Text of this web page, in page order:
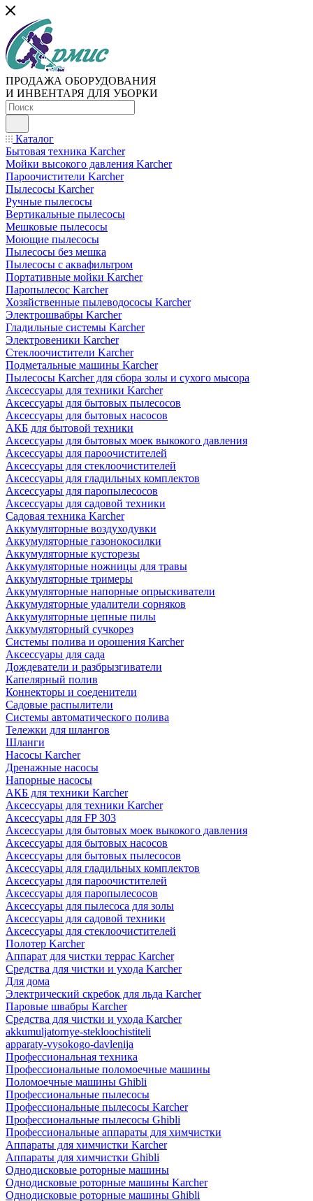
ПРОДАЖА ОБОРУДОВАНИЯ
И ИНВЕНТАРЯ ДЛЯ УБОРКИ
Каталог
Бытовая техника Karcher
Мойки высокого давления Karcher
Пароочистители Karcher
Пылесосы Karcher
Ручные пылесосы
Вертикальные пылесосы
Мешковые пылесосы
Моющие пылесосы
Пылесосы без мешка
Пылесосы с аквафильтром
Портативные мойки Karcher
Паропылесос Karcher
Хозяйственные пылеводососы Karcher
Электрошвабры Karcher
Гладильные системы Karcher
Электровеники Karcher
Стеклоочистители Karcher
Подметальные машины Karcher
Пылесосы Karcher для сбора золы и сухого мысора
Аксессуары для техники Karcher
Аксессуары для бытовых пылесосов
Аксессуары для бытовых насосов
АКБ для бытовой техники
Аксессуары для бытовых моек выкокого давления
Аксессуары для пароочистителей
Аксессуары для стеклоочистителей
Аксессуары для гладильных комплектов
Аксессуары для паропылесосов
Аксессуары для садовой техники
Садовая техника Karcher
Аккумуляторные воздуходувки
Аккумуляторные газонокосилки
Аккумуляторные кусторезы
Аккумуляторные ножницы для травы
Аккумуляторные тримеры
Аккумуляторные напорные опрыскиватели
Аккумуляторные удалители сорняков
Аккумуляторные цепные пилы
Аккумуляторный сучкорез
Системы полива и орошения Karcher
Аксессуары для сада
Дождеватели и разбрызгиватели
Капелярный полив
Коннекторы и соеденители
Садовые распылители
Системы автоматического полива
Тележки для шлангов
Шланги
Насосы Karcher
Дренажные насосы
Напорные насосы
АКБ для техники Karcher
Аксессуары для техники Karcher
Аксессуары для FP 303
Аксессуары для бытовых моек выкокого давления
Аксессуары для бытовых насосов
Аксессуары для бытовых пылесосов
Аксессуары для гладильных комплектов
Аксессуары для пароочистителей
Аксессуары для паропылесосов
Аксессуары для пылесоса для золы
Аксессуары для садовой техники
Аксессуары для стеклоочистителей
Полотер Karcher
Аппарат для чистки террас Karcher
Средства для чистки и ухода Karcher
Для дома
Электрический скребок для льда Karcher
Паровые швабры Karcher
Средства для чистки и ухода Karcher
akkumuljatornye-stekloochistiteli
apparaty-vysokogo-davlenija
Профессиональная техника
Профессиональные поломоечные машины
Поломоечные машины Ghibli
Профессиональные пылесосы
Профессиональные пылесосы Karcher
Профессиональные пылесосы Ghibli
Профессиональные аппараты для химчистки
Аппараты для химчистки Karcher
Аппараты для химчистки Ghibli
Однодисковые роторные машины
Однодисковые роторные машины Karcher
Однодисковые роторные машины Ghibli